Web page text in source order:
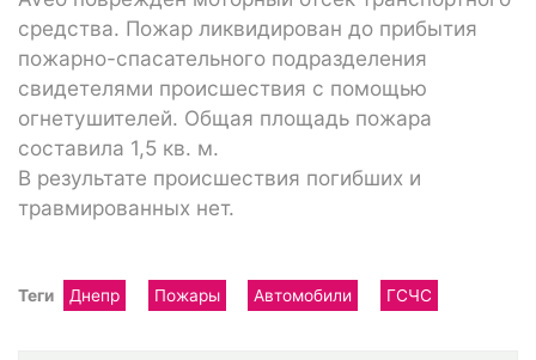
средства. Пожар ликвидирован до прибытия
пожарно-спасательного подразделения
свидетелями происшествия с помощью
огнетушителей. Общая площадь пожара
составила 1,5 кв. м.
В результате происшествия погибших и
травмированных нет.
Теги Днепр Пожары Автомобили ГСЧС